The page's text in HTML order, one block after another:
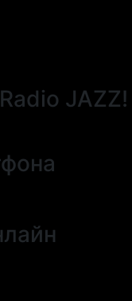
JAZZ!